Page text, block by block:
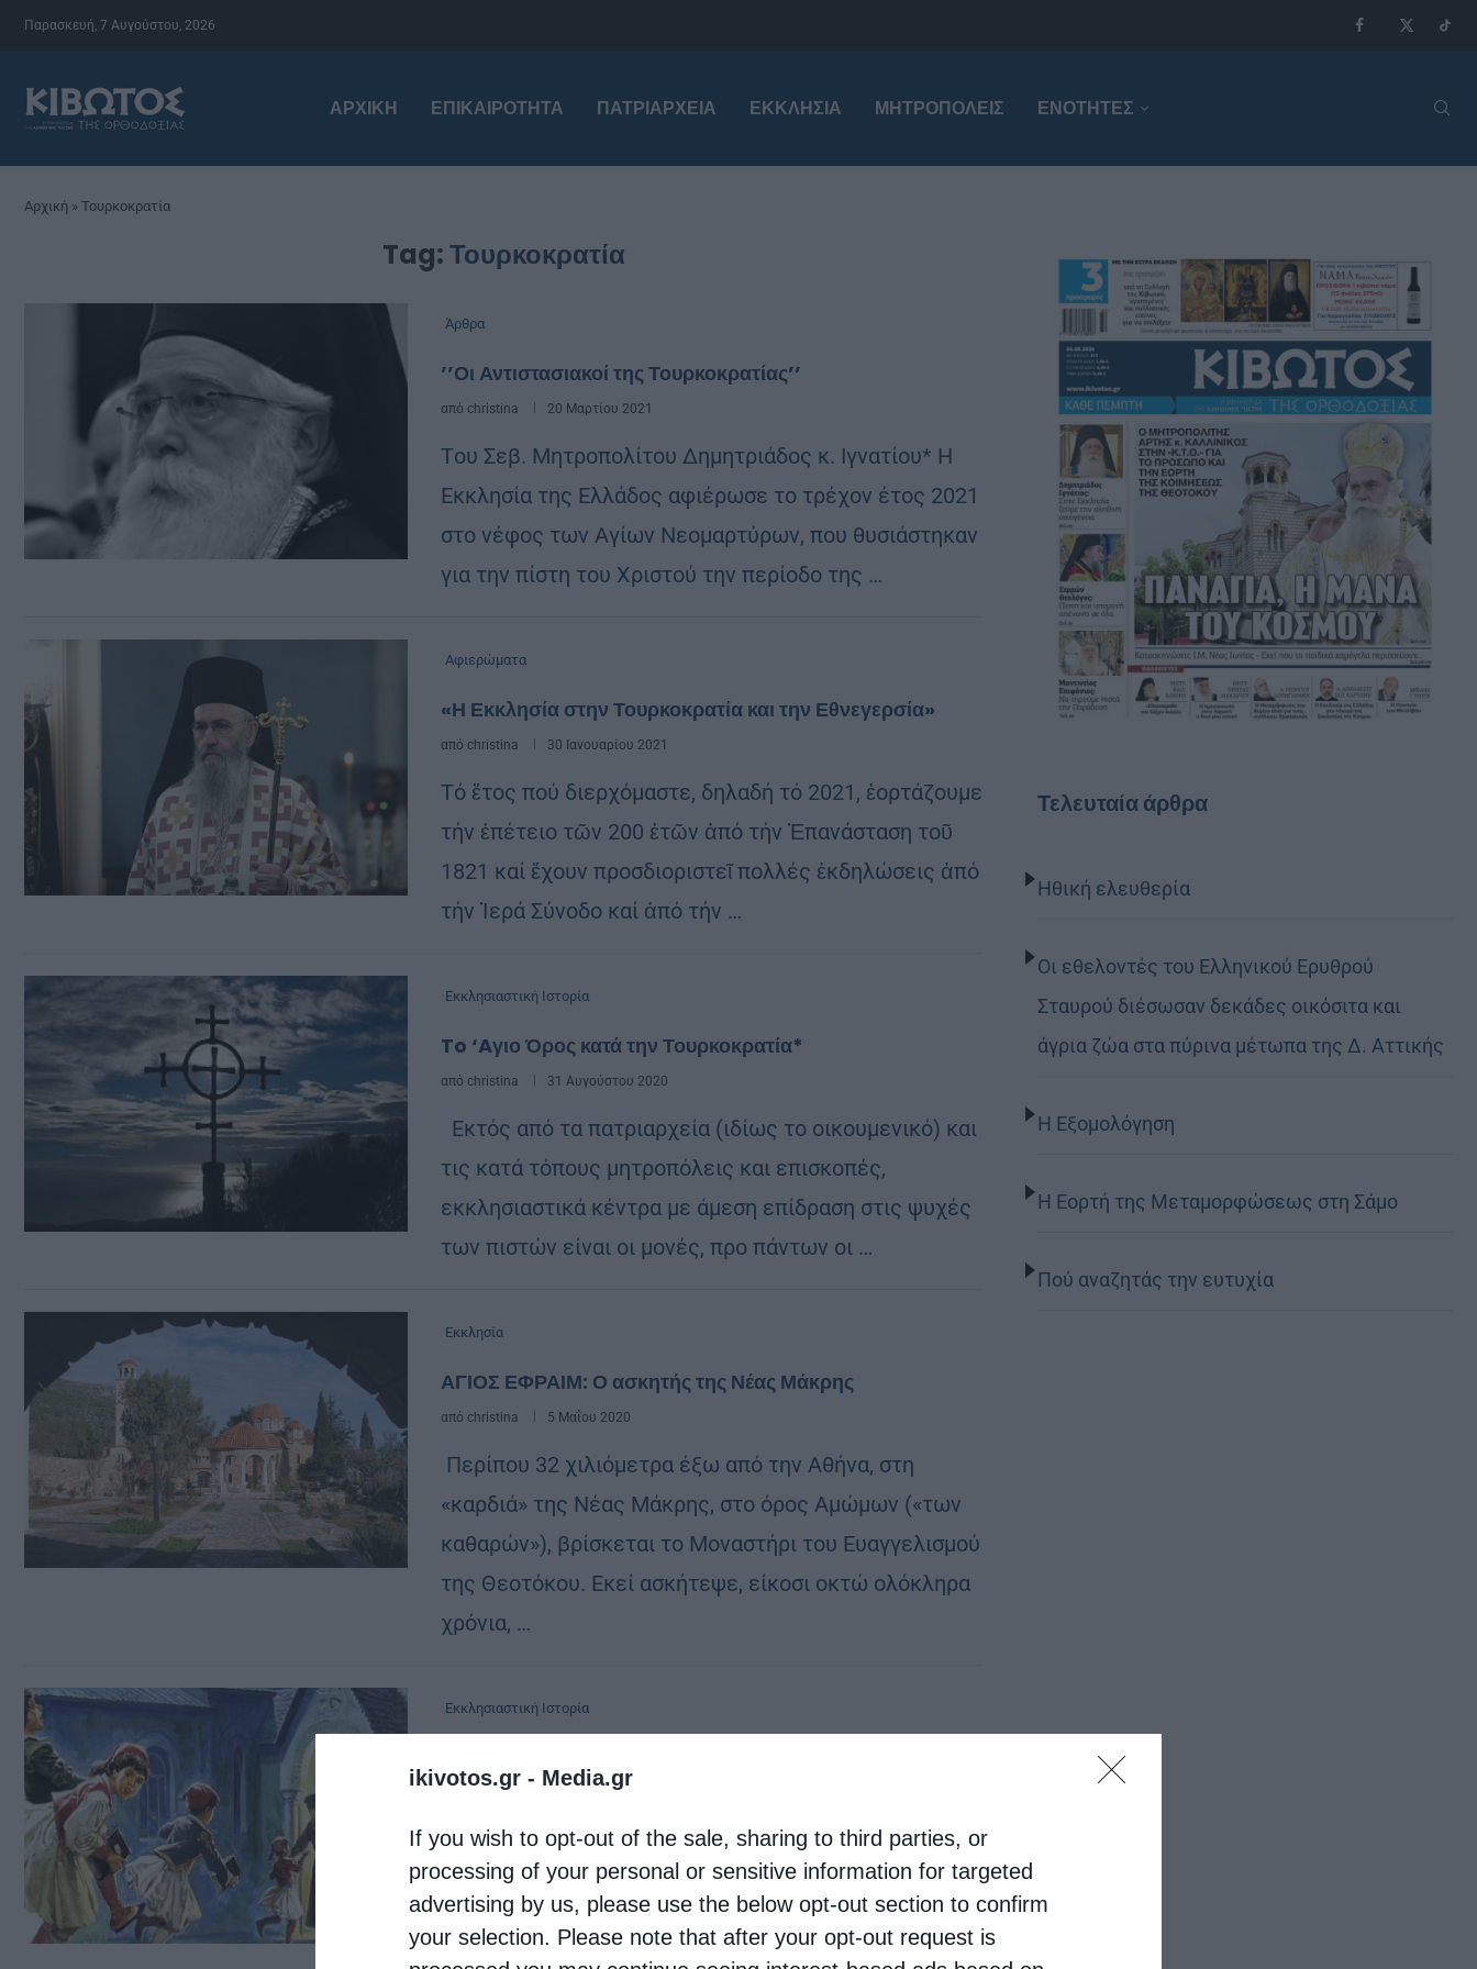
ikivotos.gr - Media.gr
If you wish to opt-out of the sale, sharing to third parties, or
processing of your personal or sensitive information for targeted
advertising by us, please use the below opt-out section to confirm
your selection. Please note that after your opt-out request is
Παρασκευή, 7 Αυγούστου, 2026
ΑΡΧΙΚΉ ΕΠΙΚΑΙΡΌΤΗΤΑ ΠΑΤΡΙΑΡΧΕΊΑ ΕΚΚΛΗΣΊΑ ΜΗΤΡΟΠΌΛΕΙΣ ΕΝΟΤΗΤΕΣ
Αρχική » Τουρκοκρατία
Tag:Τουρκοκρατία
Άρθρα
’’Οι Αντιστασιακοί της Τουρκοκρατίας’’
από christina 20 Μαρτίου 2021
Tου Σεβ. Μητροπολίτου Δημητριάδος κ. Ιγνατίου* Η
Εκκλησία της Ελλάδος αφιέρωσε το τρέχον έτος 2021
στο νέφος των Αγίων Νεομαρτύρων, που θυσιάστηκαν
για την πίστη του Χριστού την περίοδο της …
Αφιερώματα
«Η Εκκλησία στην Τουρκοκρατία και την Εθνεγερσία»
από christina 30 Ιανουαρίου 2021
Τό ἔτος πού διερχόμαστε, δηλαδή τό 2021, ἑορτάζουμε
τήν ἐπέτειο τῶν 200 ἐτῶν ἀπό τήν Ἐπανάσταση τοῦ
1821 καί ἔχουν προσδιοριστεῖ πολλές ἐκδηλώσεις ἀπό
τήν Ἱερά Σύνοδο καί ἀπό τήν …
Εκκλησιαστική Ιστορία
To ‘Aγιο Όρος κατά την Τουρκοκρατία*
από christina 31 Αυγούστου 2020
Εκτός από τα πατριαρχεία (ιδίως το οικουμενικό) και
τις κατά τόπους μητροπόλεις και επισκοπές,
εκκλησιαστικά κέντρα με άμεση επίδραση στις ψυχές
των πιστών είναι οι μονές, προ πάντων οι …
Εκκλησία
ΑΓΙΟΣ ΕΦΡΑΙΜ: Ο ασκητής της Νέας Μάκρης
από christina 5 Μαΐου 2020
Περίπου 32 χιλιόμετρα έξω από την Αθήνα, στη
«καρδιά» της Νέας Μάκρης, στο όρος Αμώμων («των
καθαρών»), βρίσκεται το Μοναστήρι του Ευαγγελισμού
της Θεοτόκου. Εκεί ασκήτεψε, είκοσι οκτώ ολόκληρα
χρόνια, …
Εκκλησιαστική Ιστορία
Ταυτότητα
Γράφει η Βιργινία Δ. Χαμουδοπούλου –
Κωνσταντινίδου Iστορικός Mετά την ευλογημένη
συνάντηση και σύζευξη του Ελληνισμού με τον
Τελευταία άρθρα
Ηθική ελευθερία
Οι εθελοντές του Ελληνικού Ερυθρού
Σταυρού διέσωσαν δεκάδες οικόσιτα και
άγρια ζώα στα πύρινα μέτωπα της Δ. Αττικής
Η Εξομολόγηση
Η Εορτή της Μεταμορφώσεως στη Σάμο
Πού αναζητάς την ευτυχία